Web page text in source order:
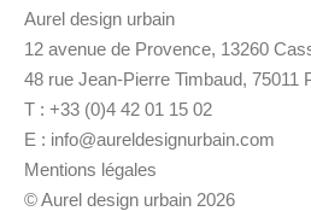
Aurel design urbain
12 avenue de Provence, 13260
48 rue Jean-Pierre Timbaud, 75011
T : +33 (0)4 42 01 15 02
E : info@aureldesignurbain.com
Mentions légales
© Aurel design urbain 2026